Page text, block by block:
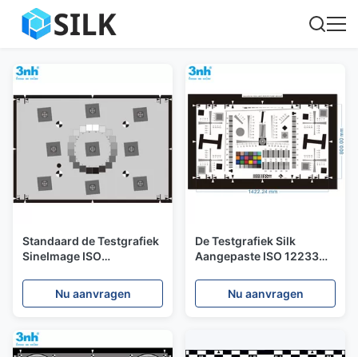
Standaard de Testgrafiek
SineImage ISO
Versieresolutie Type e-
SFR
Nu aanvragen
De Testgrafiek Silk
Aangepaste ISO 12233
Lijnenresolutie met
Kleurenflarden 4X
Nu aanvragen